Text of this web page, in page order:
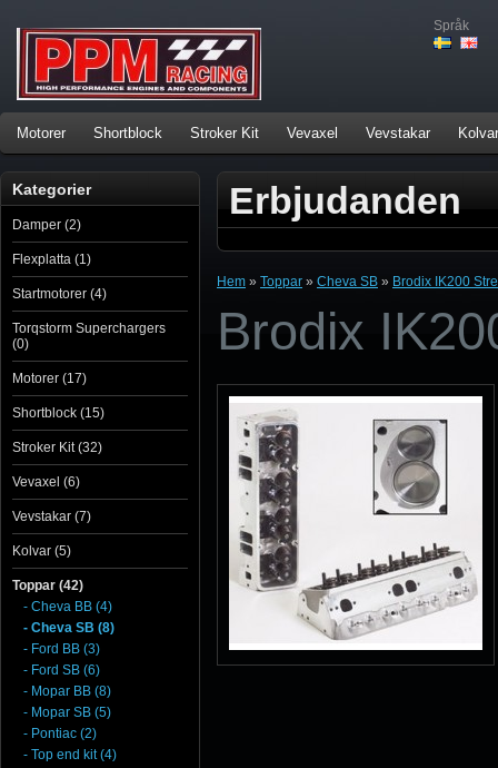
Språk
Motorer Shortblock Stroker Kit Vevaxel Vevstakar Kolvar
Kategorier
Damper (2)
Flexplatta (1)
Startmotorer (4)
Torqstorm Superchargers
(0)
Motorer (17)
Shortblock (15)
Stroker Kit (32)
Vevaxel (6)
Vevstakar (7)
Kolvar (5)
Toppar (42)
- Cheva BB (4)
- Cheva SB (8)
- Ford BB (3)
- Ford SB (6)
- Mopar BB (8)
- Mopar SB (5)
- Pontiac (2)
- Top end kit (4)
Erbjudanden
Hem » Toppar » Cheva SB » Brodix IK200
Brodix